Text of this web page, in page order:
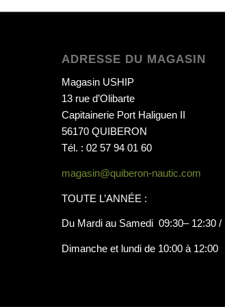
ADRESSE DU MAGASIN
Magasin USHIP
13 rue d’Olibarte
Capitainerie Port Haliguen II
56170 QUIBERON
Tél. : 02 57 94 01 60
magasin@quiberon-nautic.com
TOUTE L’ANNÉE :
Du Mardi au Samedi 09:30– 12:30 /
Dimanche et lundi de 10:00 à 12:00